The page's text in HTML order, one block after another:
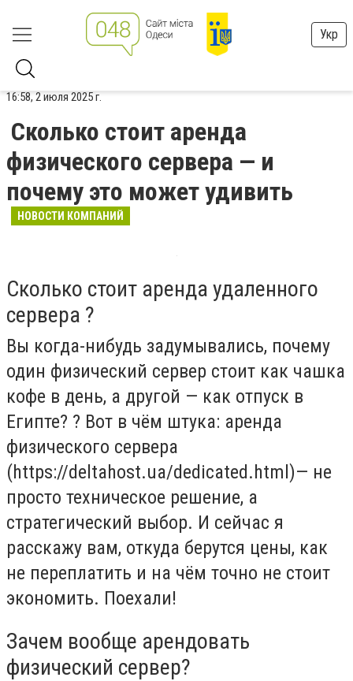
Укр
16:58, 2 июля 2025 г.
Сколько стоит аренда
физического сервера — и
почему это может удивить
НОВОСТИ КОМПАНИЙ
Сколько стоит аренда удаленного
сервера ?
Вы когда-нибудь задумывались, почему
один физический сервер стоит как чашка
кофе в день, а другой — как отпуск в
Египте? ? Вот в чём штука: аренда
физического сервера
(https://deltahost.ua/dedicated.html)— не
просто техническое решение, а
стратегический выбор. И сейчас я
расскажу вам, откуда берутся цены, как
не переплатить и на чём точно не стоит
экономить. Поехали!
Зачем вообще арендовать
физический сервер?